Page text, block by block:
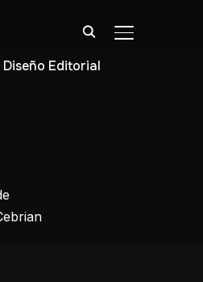
ALTERNAR
Diseño Editorial